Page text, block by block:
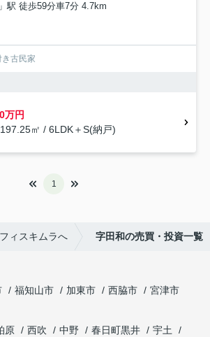
駅 徒歩59分車7分 4.7km
古民家
万円
㎡ / 6LDK＋S(納戸)
1
ィスキムラへ 字田和の売買・投資一覧
福知山市 加東市 西脇市
宮津市
原 西吹 中野 春日町黒井
宇土